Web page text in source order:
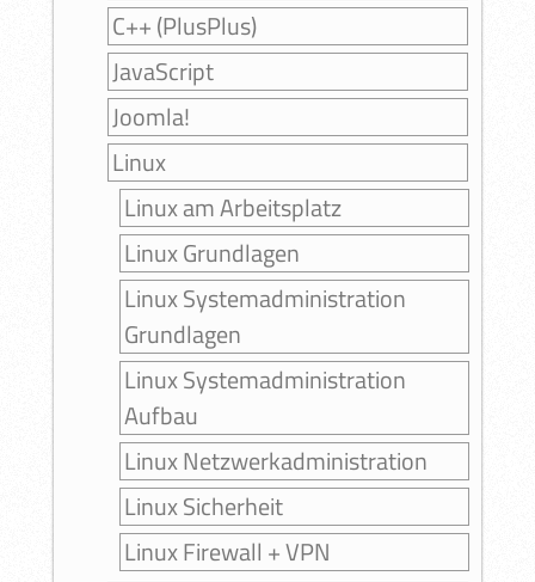
C++ (PlusPlus)
JavaScript
Joomla!
Linux
Linux am Arbeitsplatz
Linux Grundlagen
Linux Systemadministration
Grundlagen
Linux Systemadministration
Aufbau
Linux Netzwerkadministration
Linux Sicherheit
Linux Firewall + VPN